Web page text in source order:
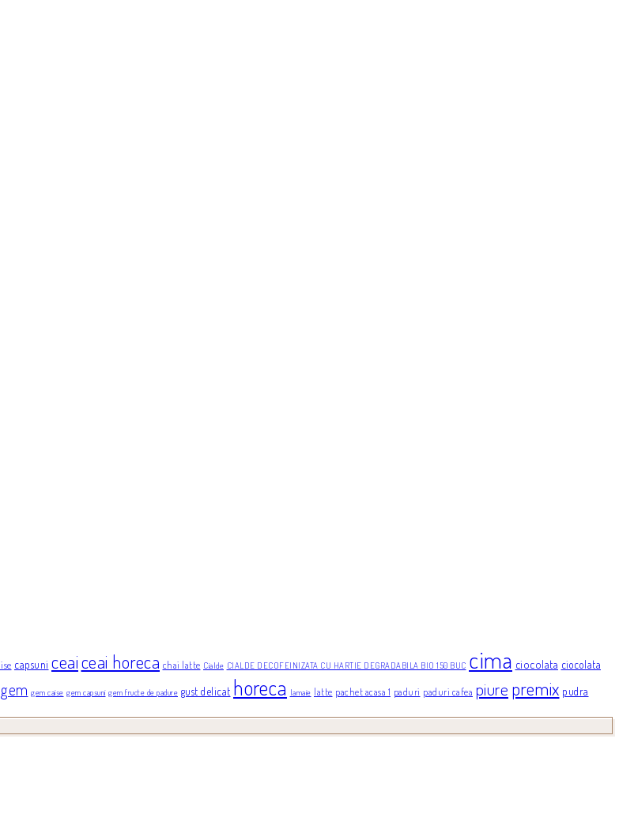
capsuni ceaiceai horeca chai latte Cialde CIALDE DECOFEINIZATA CU HARTIE DEGRADABILA BIO 150 BUC cima ciocolata ciocolata
gem gem caise gem capsuni gem fructe de padure gust delicat horeca lamaie latte pachet acasa 1 paduri paduri cafea piure premix pudra